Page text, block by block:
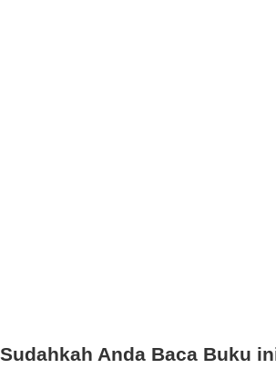
Sudahkah Anda Baca Buku